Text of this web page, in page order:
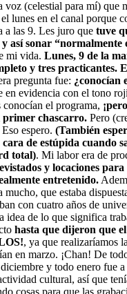
voz (celestial para mí) que
lunes en el canal porque
a las 9. Les juro que tuve
así sonar “normalmente
mi vida. Lunes, 9 de la
y tres practicantes.
pregunta fue: ¿conocían
en evidencia con el tono
el programa,
primer chascarro. Pero
espero. (También
de estúpida cuando
total). Mi labor era de
y locaciones
entretenido.
mucho, que estaba
con cuatro años de
idea de lo que significa
hasta que dijeron que
, ya que realizaríamos
en marzo. ¡Chan! De
y todo enero fue
cultural, así que
cosas para que las